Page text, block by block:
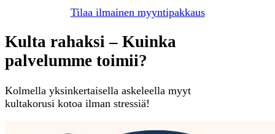
Tilaa ilmainen myyntipakkaus
Kulta rahaksi – Kuinka
palvelumme toimii?
Kolmella yksinkertaisella askeleella myyt
kultakorusi kotoa ilman stressiä!